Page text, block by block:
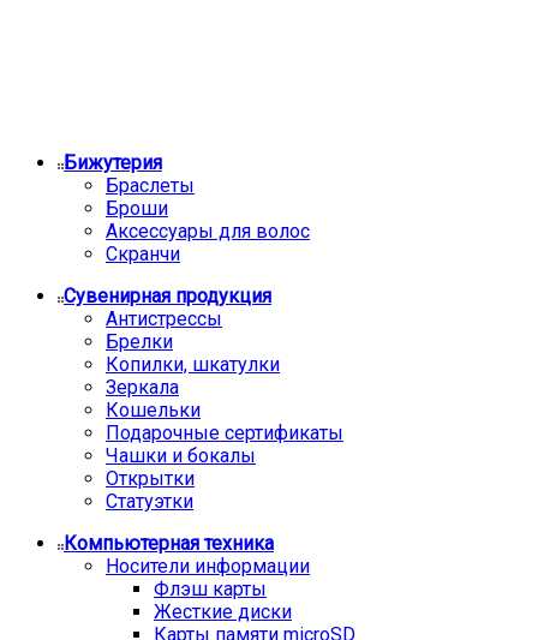
Бижутерия
Браслеты
Броши
Аксессуары для волос
Скранчи
Сувенирная продукция
Антистрессы
Брелки
Копилки, шкатулки
Зеркала
Кошельки
Подарочные сертификаты
Чашки и бокалы
Открытки
Статуэтки
Компьютерная техника
Носители информации
Флэш карты
Жесткие диски
Карты памяти microSD